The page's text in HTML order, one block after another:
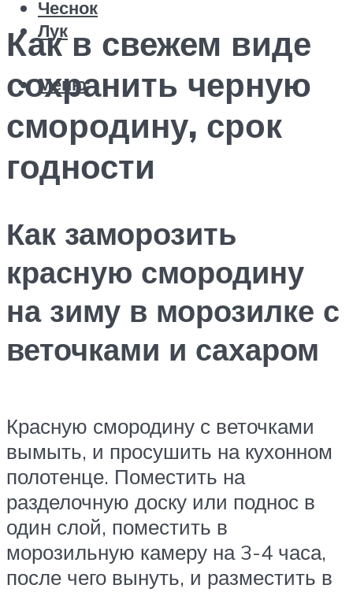
Чеснок
Лук
Меню
Как в свежем виде
сохранить черную
смородину, срок
годности
Как заморозить
красную смородину
на зиму в морозилке с
веточками и сахаром
Красную смородину с веточками
вымыть, и просушить на кухонном
полотенце. Поместить на
разделочную доску или поднос в
один слой, поместить в
морозильную камеру на 3-4 часа,
после чего вынуть, и разместить в